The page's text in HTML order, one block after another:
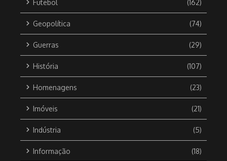
Futebol (162)
Geopolítica (74)
Guerras (29)
História (107)
Homenagens (23)
Imóveis (21)
Indústria (5)
Informação (18)